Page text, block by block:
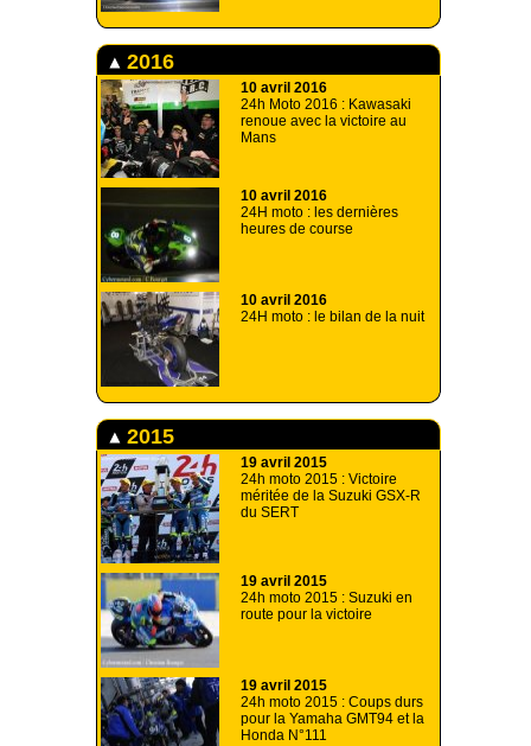
2016
10 avril 2016
24h Moto 2016 : Kawasaki
renoue avec la victoire au
Mans
10 avril 2016
24H moto : les dernières
heures de course
10 avril 2016
24H moto : le bilan de la nuit
2015
19 avril 2015
24h moto 2015 : Victoire
méritée de la Suzuki GSX-R
du SERT
19 avril 2015
24h moto 2015 : Suzuki en
route pour la victoire
19 avril 2015
24h moto 2015 : Coups durs
pour la Yamaha GMT94 et la
Honda N°111